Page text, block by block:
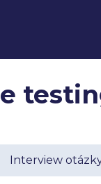
Interview